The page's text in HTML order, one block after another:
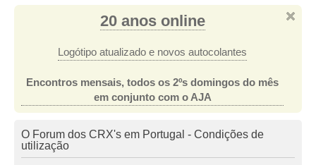
20 anos online
Logótipo atualizado e novos autocolantes
Encontros mensais, todos os 2ºs domingos do mês
em conjunto com o AJA
O Forum dos CRX's em Portugal - Condições de
utilização